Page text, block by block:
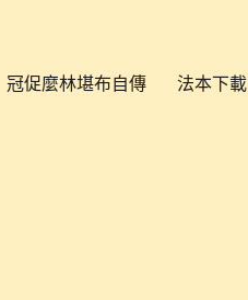
冠促麼林堪布自傳 法本下載